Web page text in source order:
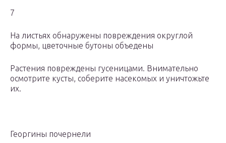
7
На листьях обнаружены повреждения округлой
формы, цветочные бутоны объедены
Растения повреждены гусеницами. Внимательно
осмотрите кусты, соберите насекомых и уничтожьте
их.
Георгины почернели